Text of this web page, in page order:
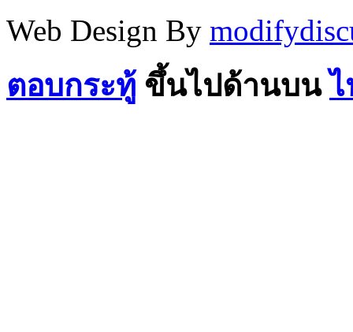
Web Design By
ตอบกระทู้ ขึ้นไปด้านบน